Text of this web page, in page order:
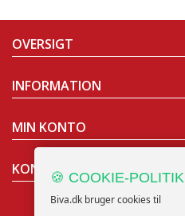
OVERSIGT
INFORMATION
MIN KONTO
KONTAKT OS
🍪 COOKIE-POLITIK
Biva.dk bruger cookies til